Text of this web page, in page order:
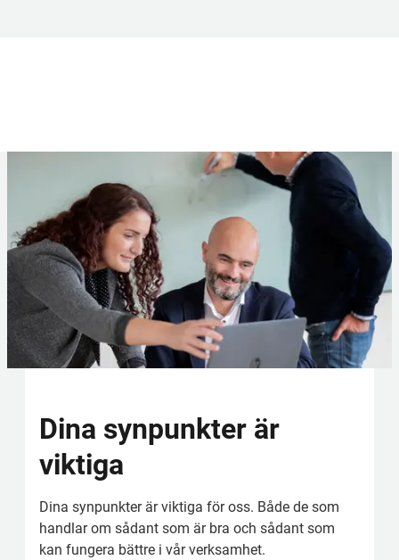
Dina synpunkter är
viktiga
Dina synpunkter är viktiga för oss. Både de som
handlar om sådant som är bra och sådant som
kan fungera bättre i vår verksamhet.